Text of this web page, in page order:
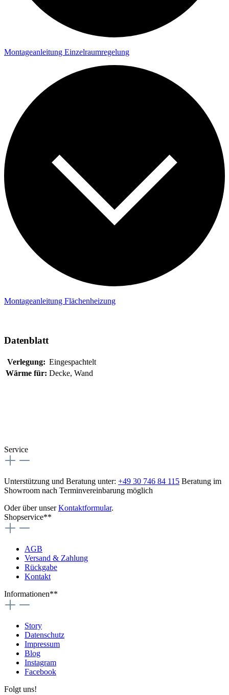
Montageanleitung Einzelraumregelung
Montageanleitung Flächenheizung
Datenblatt
Verlegung: Eingespachtelt
Wärme für: Decke, Wand
Service
Unterstützung und Beratung unter: +49 30 746 84 115 Beratung im
Showroom nach Terminvereinbarung möglich
Oder über unserKontaktformular.
Shopservice**
AGB
Versand & Zahlung
Rückgabe
Kontakt
Informationen**
Story
Datenschutz
Impressum
Blog
Instagram
Facebook
Folgt uns!